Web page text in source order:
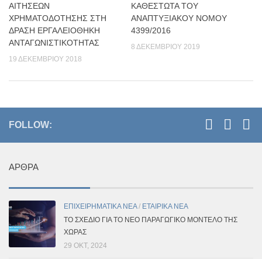
ΑΙΤΗΣΕΩΝ
ΧΡΗΜΑΤΟΔΟΤΗΣΗΣ ΣΤΗ
ΔΡΑΣΗ ΕΡΓΑΛΕΙΟΘΗΚΗ
ΑΝΤΑΓΩΝΙΣΤΙΚΟΤΗΤΑΣ
19 ΔΕΚΕΜΒΡΊΟΥ 2018
ΚΑΘΕΣΤΏΤΑ ΤΟΥ
ΑΝΑΠΤΥΞΙΑΚΟΎ ΝΌΜΟΥ
4399/2016
8 ΔΕΚΕΜΒΡΊΟΥ 2019
FOLLOW:
ΆΡΘΡΑ
ΕΠΙΧΕΙΡΗΜΑΤΙΚΑ ΝΕΑ/ ΕΤΑΙΡΙΚΑ ΝΕΑ
ΤΟ ΣΧΈΔΙΟ ΓΙΑ ΤΟ ΝΈΟ ΠΑΡΑΓΩΓΙΚΌ ΜΟΝΤΈΛΟ ΤΗΣ
ΧΏΡΑΣ
29 ΟΚΤ, 2024